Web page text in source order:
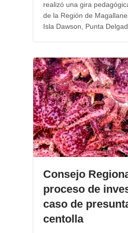
realizó una gira
de la Región de
Isla Dawson, Punta
Consejo
proceso de
caso de
centolla